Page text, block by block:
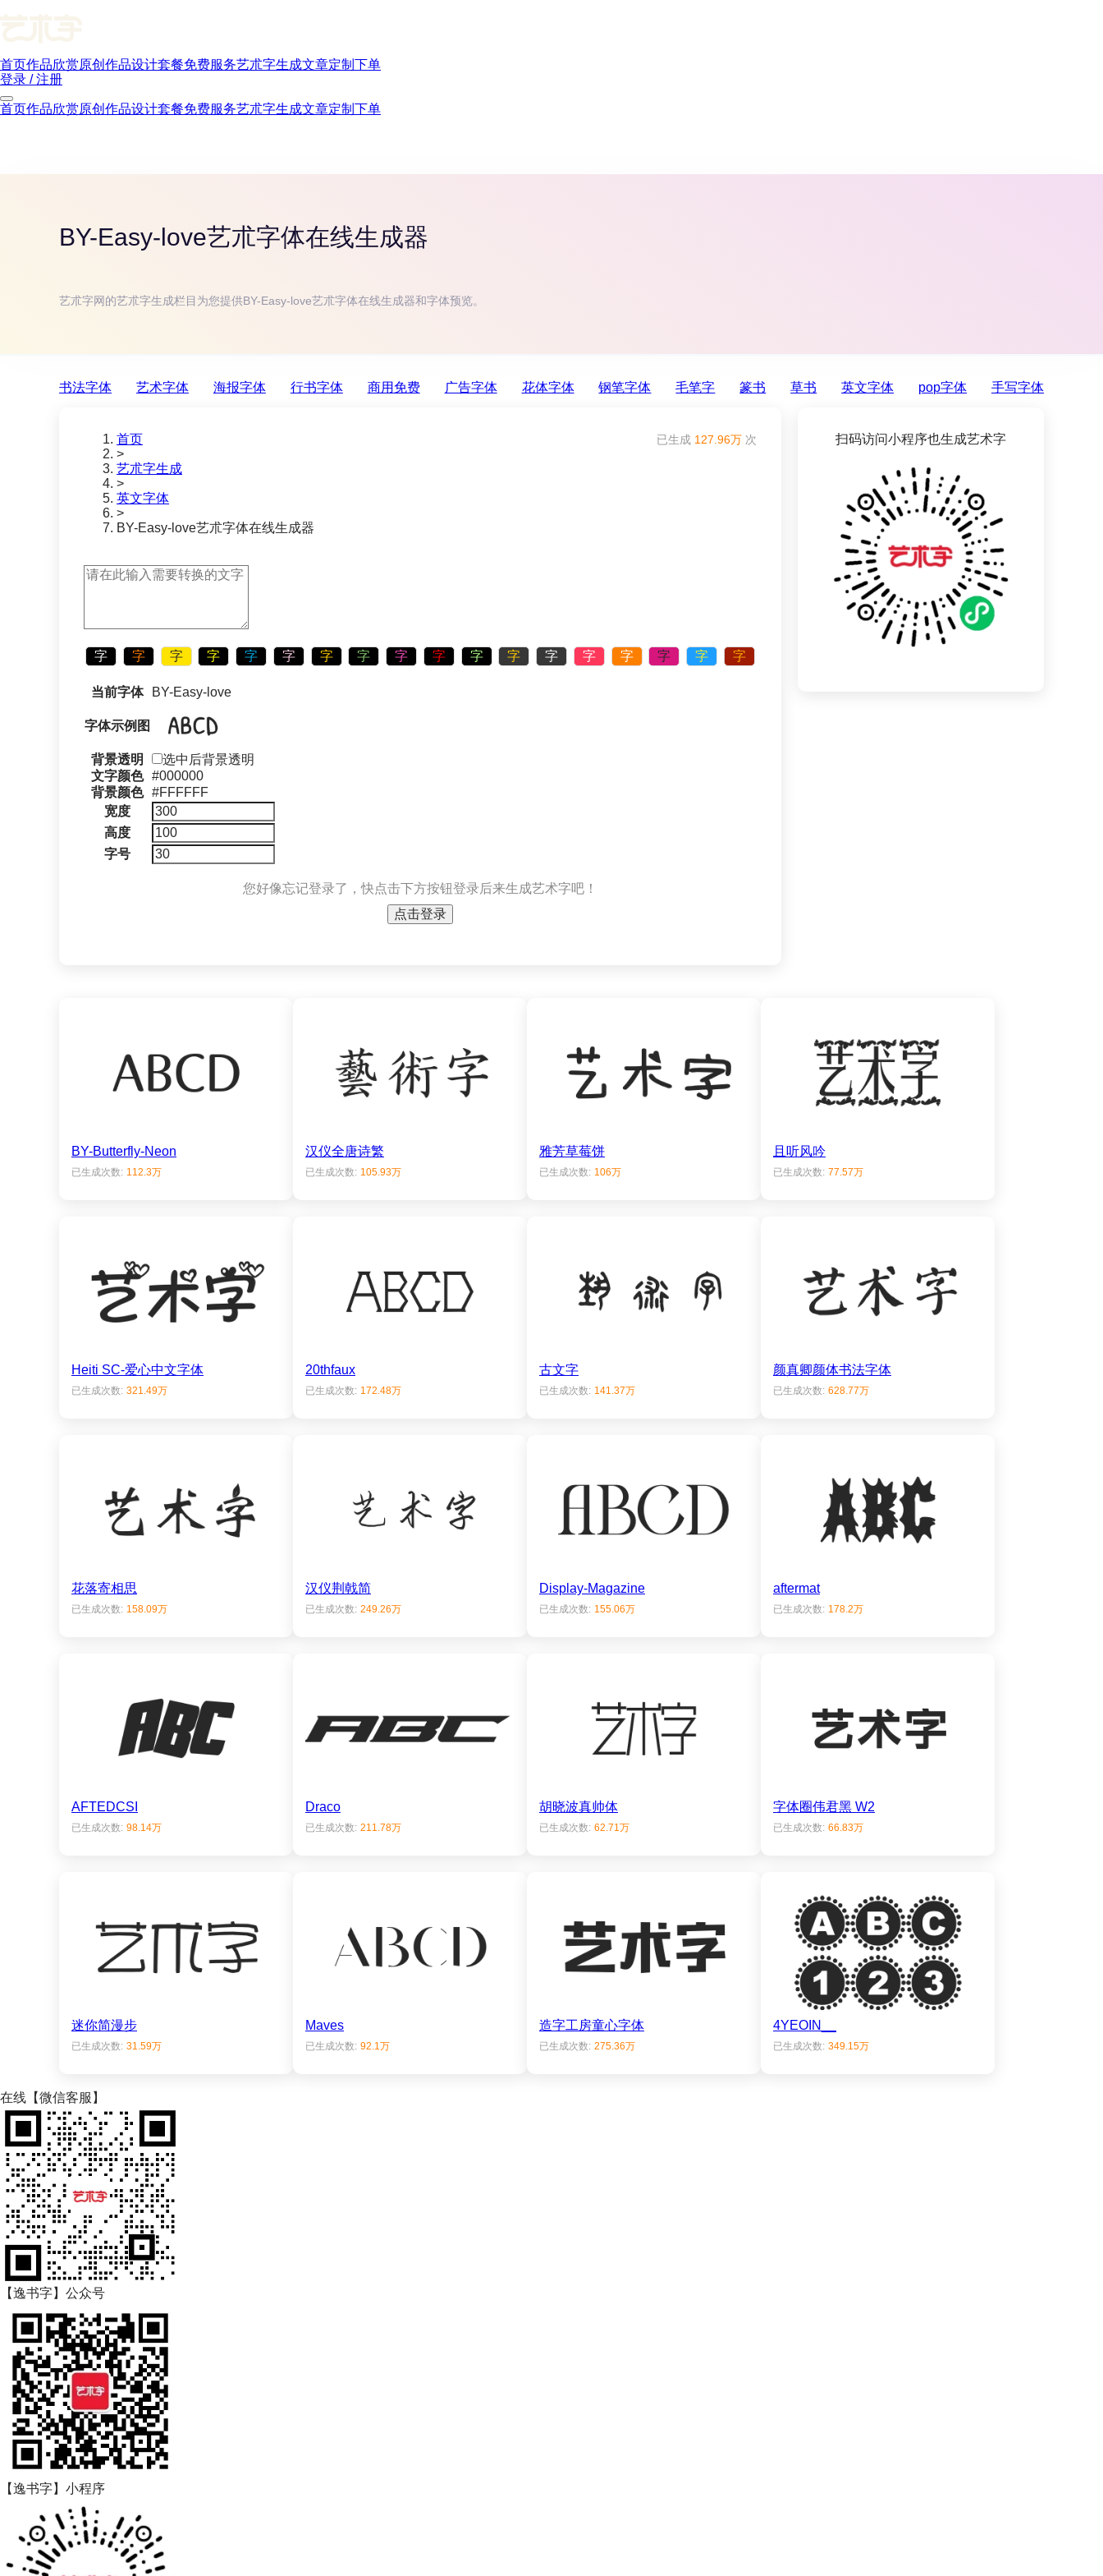
首页作品欣赏原创作品设计套餐免费服务艺朮字生成文章定制下单
登录 / 注册
首页作品欣赏原创作品设计套餐免费服务艺朮字生成文章定制下单
BY-Easy-love艺朮字体在线生成器
艺朮字网的艺朮字生成栏目为您提供BY-Easy-love艺朮字体在线生成器和字体预览。
书法字体 艺术字体 海报字体 行书字体 商用免费 广告字体 花体字体 钢笔字体 毛笔字 篆书 草书 英文字体 pop字体 手写字体
首页
>
艺朮字生成
>
英文字体
>
BY-Easy-love艺朮字体在线生成器
已生成 127.96万 次
字 字 字 字 字 字 字 字 字 字 字 字 字 字 字 字 字 字
当前字体 BY-Easy-love
字体示例图
背景透明
选中后背景透明
文字颜色 #000000
背景颜色 #FFFFFF
宽度
高度
字号
您好像忘记登录了，快点击下方按钮登录后来生成艺术字吧！
点击登录
扫码访问小程序也生成艺术字
BY-Butterfly-Neon
已生成次数: 112.3万
汉仪全唐诗繁
已生成次数: 105.93万
雅芳草莓饼
已生成次数: 106万
且听风吟
已生成次数: 77.57万
Heiti SC-爱心中文字体
已生成次数: 321.49万
20thfaux
已生成次数: 172.48万
古文字
已生成次数: 141.37万
颜真卿颜体书法字体
已生成次数: 628.77万
花落寄相思
已生成次数: 158.09万
汉仪荆戟简
已生成次数: 249.26万
Display-Magazine
已生成次数: 155.06万
aftermat
已生成次数: 178.2万
AFTEDCSI
已生成次数: 98.14万
Draco
已生成次数: 211.78万
胡晓波真帅体
已生成次数: 62.71万
字体圈伟君黑 W2
已生成次数: 66.83万
迷你简漫步
已生成次数: 31.59万
Maves
已生成次数: 92.1万
造字工房童心字体
已生成次数: 275.36万
4YEOIN__
已生成次数: 349.15万
在线【微信客服】
【逸书字】公众号
【逸书字】小程序